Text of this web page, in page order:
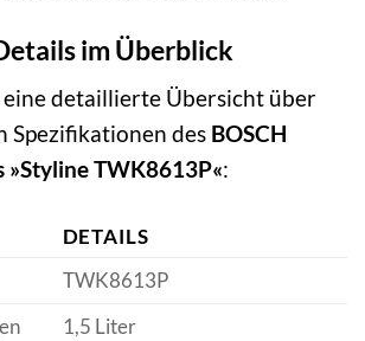
im Überblick
eine detaillierte Übersicht über
Spezifikationen des BOSCH
»Styline TWK8613P«:
DETAILS
TWK8613P
1,5 Liter